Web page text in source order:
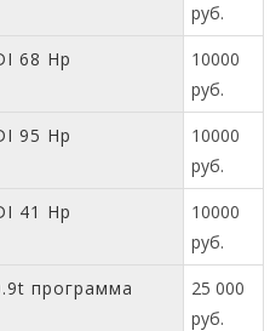
руб.
68 Hp
10000
руб.
95 Hp
10000
руб.
41 Hp
10000
руб.
программа
25 000
руб.